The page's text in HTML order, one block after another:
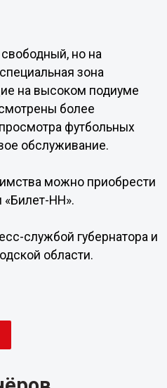
но на
зона
на высоком подиуме
более
футбольных
обслуживание.
можно приобрести
«Билет-НН».
службой губернатора и
области.